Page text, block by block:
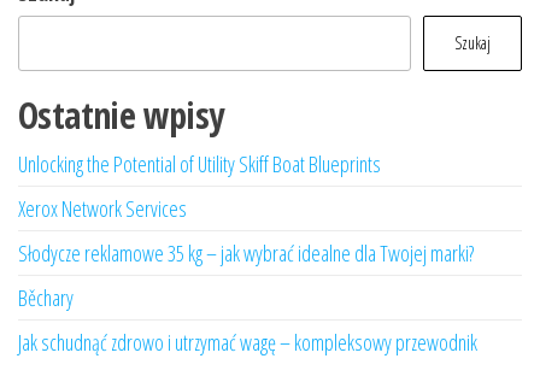
Szukaj
Ostatnie wpisy
Unlocking the Potential of Utility Skiff Boat Blueprints
Xerox Network Services
Słodycze reklamowe 35 kg – jak wybrać idealne dla Twojej marki?
Běchary
Jak schudnąć zdrowo i utrzymać wagę – kompleksowy przewodnik